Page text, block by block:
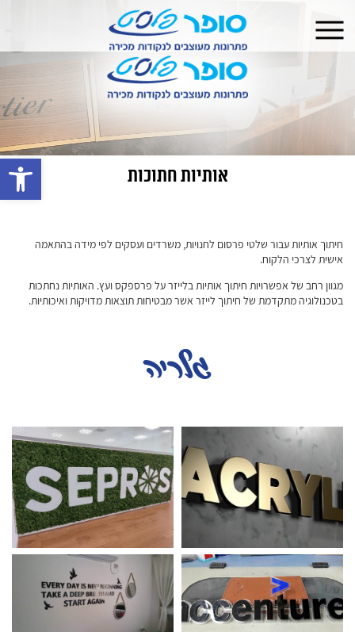
אותיות חתוכות
חיתוך אותיות עבור שלטי פרסום לחנויות, משרדים ועסקים לפי מידה בהתאמה
אישית לצרכי הלקוח.
מגוון רחב של אפשרויות חיתוך אותיות בלייזר על פרספקס ועץ. האותיות נחתכות
בטכנולוגיה מתקדמת של חיתוך לייזר אשר מבטיחות תוצאות מדויקות ואיכותיות.
גלריה